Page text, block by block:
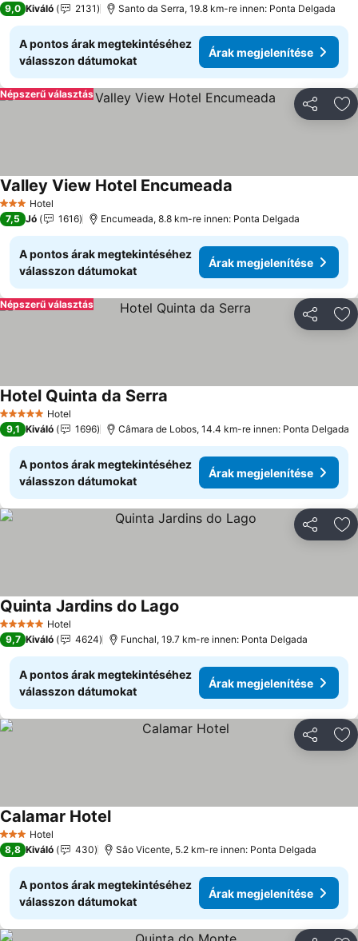
9,0 Kiváló 2131 Santo da Serra, 19.8 km-re innen: Ponta Delgada
A pontos árak megtekintéséhez
válasszon dátumokat
Árak megjelenítése
Népszerű választás
3 Kategória
Hotel
Valley View Hotel Encumeada
7,5 Jó 1616 Encumeada, 8.8 km-re innen: Ponta Delgada
A pontos árak megtekintéséhez
válasszon dátumokat
Árak megjelenítése
Népszerű választás
5 KategóriaHotel
Hotel Quinta da Serra
9,1 Kiváló 1696 Câmara de Lobos, 14.4 km-re innen: Ponta Delgada
A pontos árak megtekintéséhez
válasszon dátumokat
Árak megjelenítése
5 KategóriaHotel
Quinta Jardins do Lago
9,7 Kiváló 4624 Funchal, 19.7 km-re innen: Ponta Delgada
A pontos árak megtekintéséhez
válasszon dátumokat
Árak megjelenítése
3 Kategória
Hotel
Calamar HotelÁrak megjelenítése
8,8 Kiváló 430 Sâo Vicente, 5.2 km-re innen: Ponta Delgada
A pontos árak megtekintéséhez
válasszon dátumokat
Árak megjelenítése